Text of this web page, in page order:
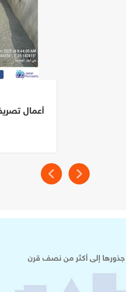
أعمال
جذورها إلى أكثر من نصف قرن